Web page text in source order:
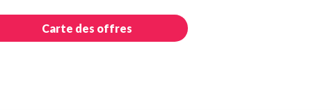
Carte des offres